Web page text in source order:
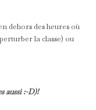
dehors des heures où
la classe) ou
aussi :-D)!